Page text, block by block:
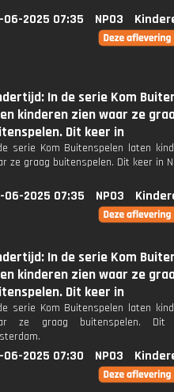
06-2025 07:35 NPO3
In de serie Kom
kinderen zien waar ze
Dit keer in
serie Kom Buitenspelen laten
ze graag buitenspelen. Dit keer in
06-2025 07:35 NPO3
In de serie Kom
kinderen zien waar ze
Dit keer in
serie Kom Buitenspelen laten
ze graag buitenspelen.
06-2025 07:30 NPO3